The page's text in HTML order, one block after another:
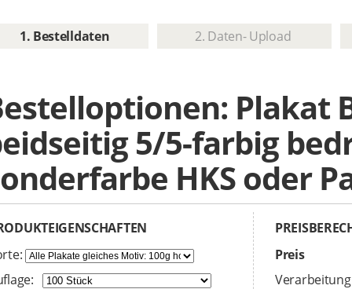
1. Bestelldaten 2. Daten- Upload
Plakat
5/5-farbig
HKS oder
Preis
Verarbeitung